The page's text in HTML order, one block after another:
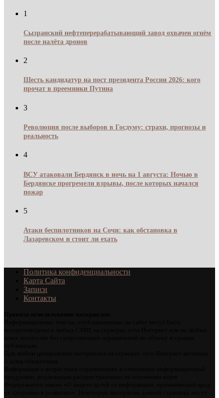
1
Сызранский нефтеперерабатывающий завод охвачен огнём
после налёта дронов
2
Шесть кандидатур на пост президента России 2026: кого
прочат в преемники Путина
3
Революция после выборов в Госдуму: страхи, прогнозы и
реальность
4
ВСУ атаковали Бердянск в ночь на 1 августа: Ночью в
Бердянске прогремели взрывы, после которых начался
пожар
5
Атаки беспилотников на Сочи: как обстановка в
Лазаревском и стоит ли ехать
Политика конфиденциальности
Карта Сайта
Записи
Контакты